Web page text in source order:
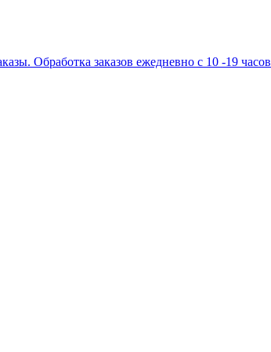
Обработка заказов ежедневно с 10 -19 часов